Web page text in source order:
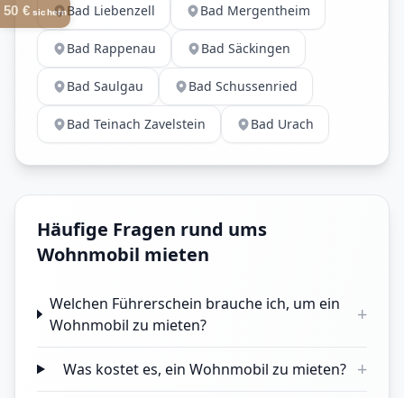
Bad Liebenzell Bad Mergentheim
Bad Rappenau Bad Säckingen
Bad Saulgau Bad Schussenried
Bad Teinach Zavelstein Bad Urach
Häufige Fragen rund ums
Wohnmobil mieten
Welchen Führerschein brauche ich, um ein
Wohnmobil zu mieten?
+
Was kostet es, ein Wohnmobil zu mieten? +
50 €sichern